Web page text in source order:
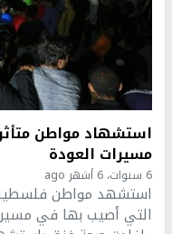
استشهاد مواطن
مسيرات العودة
6 سنوات، 6 أشهر ago
استشهد مواطن
التي أصيب بها في